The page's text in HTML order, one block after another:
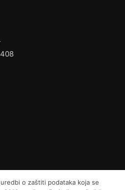
o zaštiti podataka koja se